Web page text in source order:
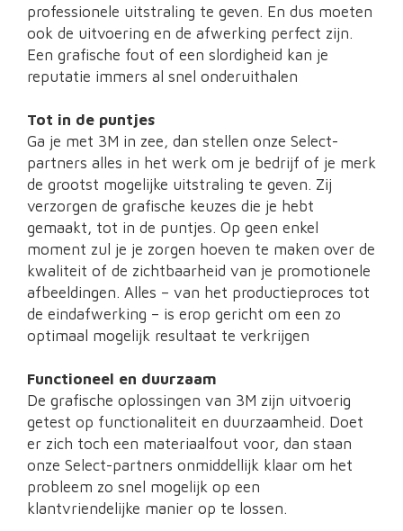
professionele uitstraling te geven. En dus moeten
ook de uitvoering en de afwerking perfect zijn.
Een grafische fout of een slordigheid kan je
reputatie immers al snel onderuithalen
Tot in de puntjes
Ga je met 3M in zee, dan stellen onze Select-
partners alles in het werk om je bedrijf of je merk
de grootst mogelijke uitstraling te geven. Zij
verzorgen de grafische keuzes die je hebt
gemaakt, tot in de puntjes. Op geen enkel
moment zul je je zorgen hoeven te maken over de
kwaliteit of de zichtbaarheid van je promotionele
afbeeldingen. Alles – van het productieproces tot
de eindafwerking – is erop gericht om een zo
optimaal mogelijk resultaat te verkrijgen
Functioneel en duurzaam
De grafische oplossingen van 3M zijn uitvoerig
getest op functionaliteit en duurzaamheid. Doet
er zich toch een materiaalfout voor, dan staan
onze Select-partners onmiddellijk klaar om het
probleem zo snel mogelijk op een
klantvriendelijke manier op te lossen.